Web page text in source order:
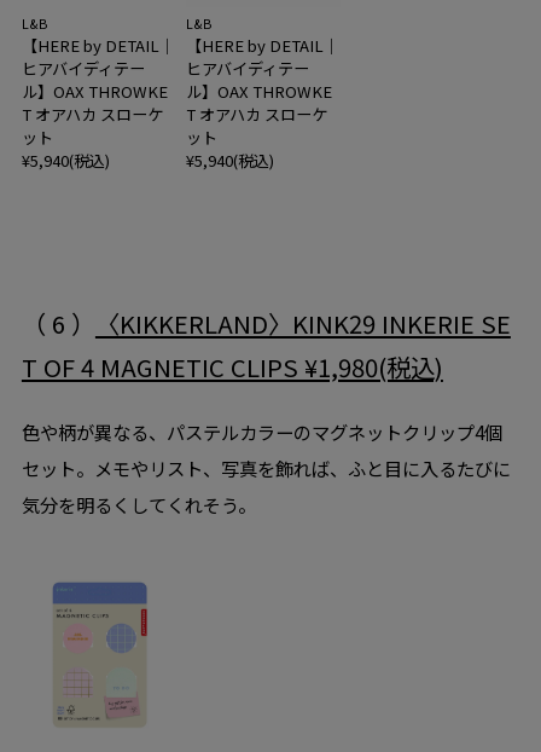
L&B
【HERE by DETAIL｜
ヒアバイディテー
ル】OAX THROWKE
T オアハカ スローケ
ット
¥5,940(税込)
L&B
【HERE by DETAIL｜
ヒアバイディテー
ル】OAX THROWKE
T オアハカ スローケ
ット
¥5,940(税込)
（ 6 ）
〈KIKKERLAND〉KINK29 INKERIE SE
T OF 4 MAGNETIC CLIPS ¥1,980(税込)
色や柄が異なる、パステルカラーのマグネットクリップ4個
セット。メモやリスト、写真を飾れば、ふと目に入るたびに
気分を明るくしてくれそう。